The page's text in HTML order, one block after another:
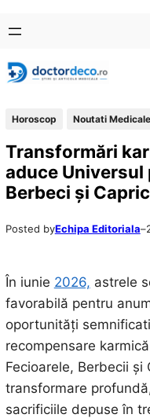
conținut
content
Horoscop Noutati Medicale
Transformări
aduce Universul
Berbeci și
Posted byEchipa Editoriala–
În iunie 2026, astrele
favorabilă pentru
oportunități
recompensare
Fecioarele, Berbecii și
transformare
sacrificiile depuse în